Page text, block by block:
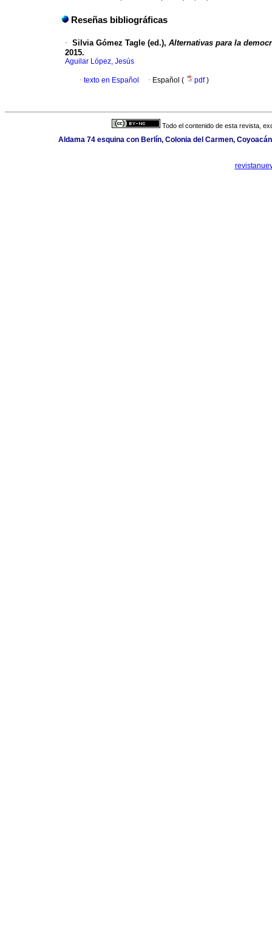
Reseñas bibliográficas
· Silvia Gómez Tagle (ed.), Alternativas para la
2015.
Aguilar López, Jesús
· texto en Español · Español ( pdf)
Todo el contenido de esta revista,
Aldama 74 esquina con Berlín, Colonia del Carmen,